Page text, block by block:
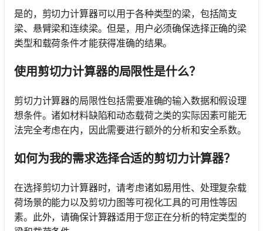
是的，剪切力计算器可以用于各种类型的梁，包括简支
梁、悬臂梁和连续梁。但是，用户必须确保选择正确的梁
类型和载荷条件才能获得准确的结果。
使用剪切力计算器的局限性是什么？
剪切力计算器的局限性包括需要准确的输入数据和假设理
想条件。诸如材料缺陷和动态载荷之类的实际因素可能无
法完全考虑在内，因此需要进行额外的分析和安全系数。
如何为我的需求选择合适的剪切力计算器？
在选择剪切力计算器时，请考虑诸如易用性、处理复杂载
荷场景的能力以及剪切力图等可视化工具的可用性等因
素。此外，请确保计算器适用于您正在分析的特定类型的